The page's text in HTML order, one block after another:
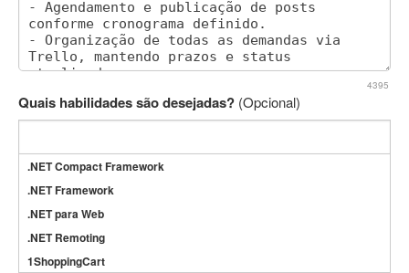
4395
Quais habilidades são desejadas? (Opcional)
.NET Compact Framework
.NET Framework
.NET para Web
.NET Remoting
1ShoppingCart